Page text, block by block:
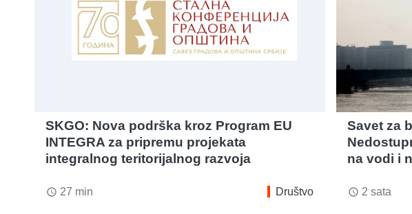
SKGO: Nova podrška kroz Program EU
INTEGRA za pripremu projekata
integralnog teritorijalnog razvoja
access_time 27 min Društvo
Savet za
na vodi i
access_time 2 sata